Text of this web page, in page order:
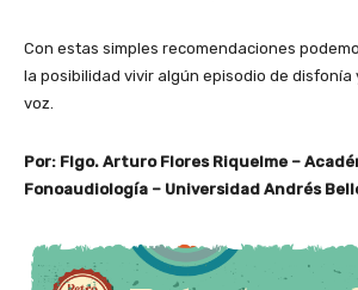
Con estas simples recomendaciones
la posibilidad vivir algún episodio de disfonía
voz.
Por: Flgo. Arturo Flores Riquelme –
Fonoaudiología – Universidad Andrés